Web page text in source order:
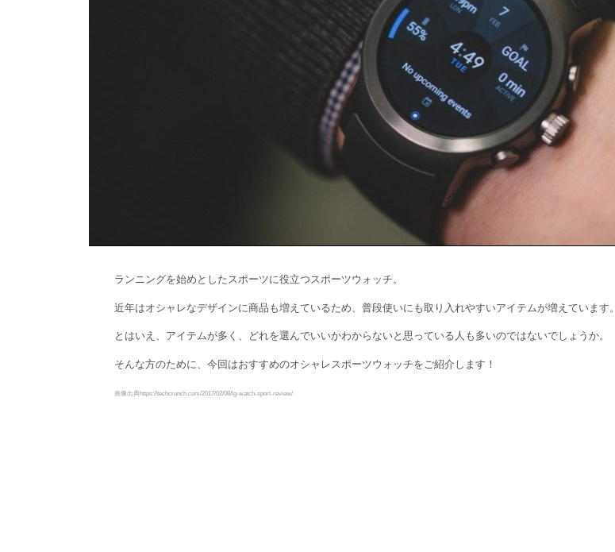
ランニングを始めとしたスポーツに役立つスポーツウォッチ。
近年はオシャレなデザインに商品も増えているため、普段使いにも取り入れやすいアイテムが増えています。
とはいえ、アイテムが多く、どれを選んでいいかわからないと思っている人も多いのではないでしょうか。
そんな方のために、今回はおすすめのオシャレスポーツウォッチをご紹介します！
画像出典https://techcrunch.com/2017/02/08/lg-watch-sport-review/